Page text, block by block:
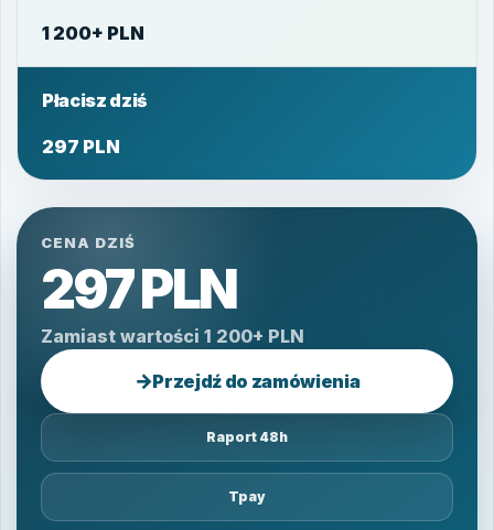
1 200+ PLN
Płacisz dziś
297 PLN
CENA DZIŚ
297 PLN
Zamiast wartości 1 200+ PLN
→Przejdź do zamówienia
Raport 48h
Tpay